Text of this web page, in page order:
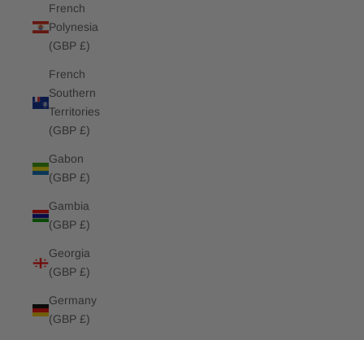
French
Polynesia
(GBP £)
French
Southern
Territories
(GBP £)
Gabon
(GBP £)
Gambia
(GBP £)
Georgia
(GBP £)
Germany
(GBP £)